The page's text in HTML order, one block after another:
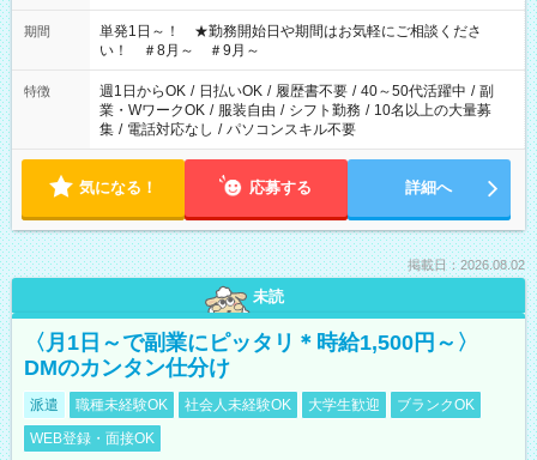
ださい！
期間
単発1日～！ ★勤務開始日や期間はお気軽にご相談くださ
い！ ＃8月～ ＃9月～
特徴 週1日からOK / 日払いOK / 履歴書不要 / 40～50代活躍中 / 副
業・WワークOK / 服装自由 / シフト勤務 / 10名以上の大量募
集 / 電話対応なし / パソコンスキル不要
気になる！ 応募する 詳細へ
掲載日：2026.08.02
未読
〈月1日～で副業にピッタリ＊時給1,500円～〉
DMのカンタン仕分け
派遣 職種未経験OK 社会人未経験OK 大学生歓迎
ブランクOK
WEB登録・面接OK